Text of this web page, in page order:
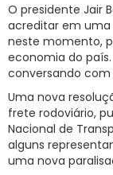
RNTRC
CONTATO
O presidente Jair
acreditar em uma
neste momento,
economia do
conversando
Uma nova
frete rodoviário,
Nacional de
alguns
uma nova